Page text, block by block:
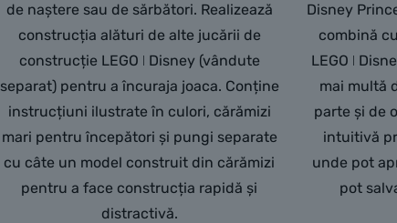
de naștere sau de sărbători. Realizează
construcția alături de alte jucării de
construcție LEGO ǀ Disney (vândute
separat) pentru a încuraja joaca. Conține
instrucțiuni ilustrate în culori, cărămizi
mari pentru începători și pungi separate
cu câte un model construit din cărămizi
pentru a face construcția rapidă și
distractivă.
Disney
combină
LEGO ǀ
mai multă
parte și de
intuitivă
unde pot
pot